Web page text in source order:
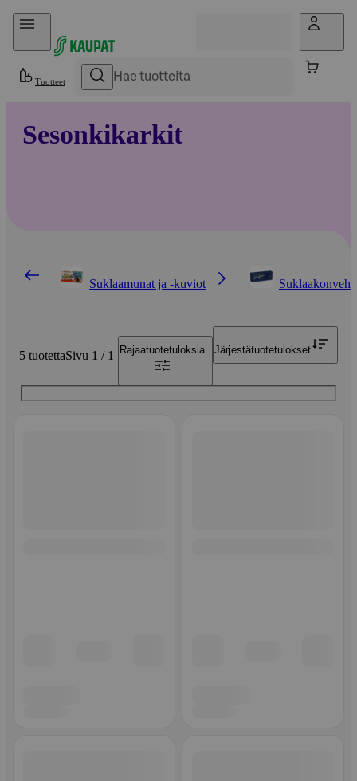
Hyppää sisältöön
Tuotteet
Sesonkikarkit
Suklaamunat ja -kuviot
5 tuotettaSivu 1 / 1 Rajaatuotetuloksia Järjestätuotetulokset